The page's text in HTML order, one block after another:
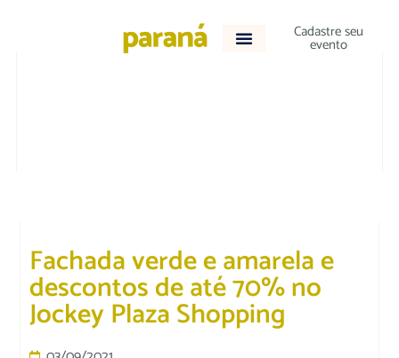
Cadastre seu
evento
Fachada verde e amarela e
descontos de até 70% no
Jockey Plaza Shopping